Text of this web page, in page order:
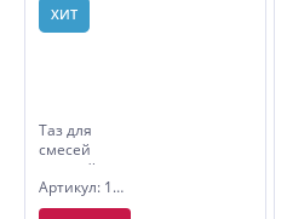
ХИТ
Таз для
смесей
круглый
60,
EKOTOOLS
Артикул: 1085060